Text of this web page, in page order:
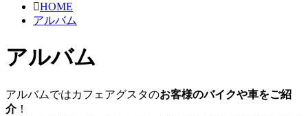
HOME
アルバム
アルバム
アルバムではカフェアグスタのお客様のバイクや車をご紹
介！